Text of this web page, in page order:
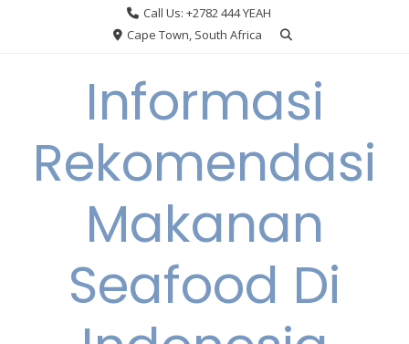
Call Us: +2782 444 YEAH
Cape Town, South Africa
Informasi
Rekomendasi
Makanan
Seafood Di